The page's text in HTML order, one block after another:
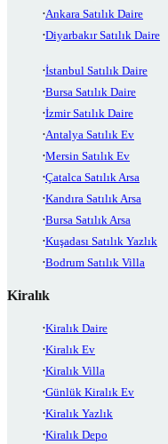
Ankara Satılık Daire
Diyarbakır Satılık Daire
İstanbul Satılık Daire
Bursa Satılık Daire
İzmir Satılık Daire
Antalya Satılık Ev
Mersin Satılık Ev
Çatalca Satılık Arsa
Kandıra Satılık Arsa
Bursa Satılık Arsa
Kuşadası Satılık Yazlık
Bodrum Satılık Villa
Kiralık
Kiralık Daire
Kiralık Ev
Kiralık Villa
Günlük Kiralık Ev
Kiralık Yazlık
Kiralık Depo